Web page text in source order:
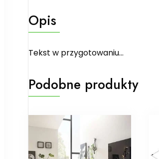
Opis
Tekst w przygotowaniu…
Podobne produkty